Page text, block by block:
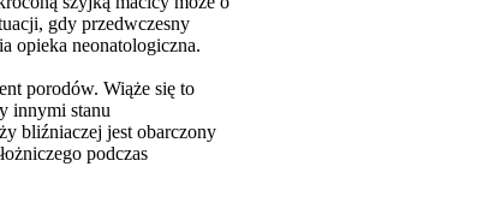
gdy przedwczesny
opieka neonatologiczna.
porodów. Wiąże się to
innymi stanu
bliźniaczej jest obarczony
podczas